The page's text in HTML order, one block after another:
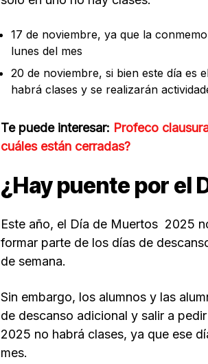
17 de noviembre, ya que la
lunes del mes
20 de noviembre, si bien este día es
habrá clases y se realizarán
Te puede interesar: Profeco
cuáles están cerradas?
¿Hay puente por el
Este año, el Día de Muertos 2025
formar parte de los días de
de semana.
Sin embargo, los alumnos y las
de descanso adicional y salir a
2025 no habrá clases, ya que ese
mes.